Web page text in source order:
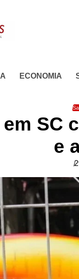
ECONOMIA
SC
e